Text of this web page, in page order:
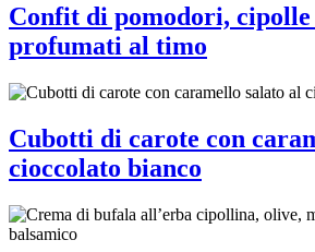
Confit di pomodori, cipolle
profumati al timo
Cubotti di carote con
cioccolato bianco